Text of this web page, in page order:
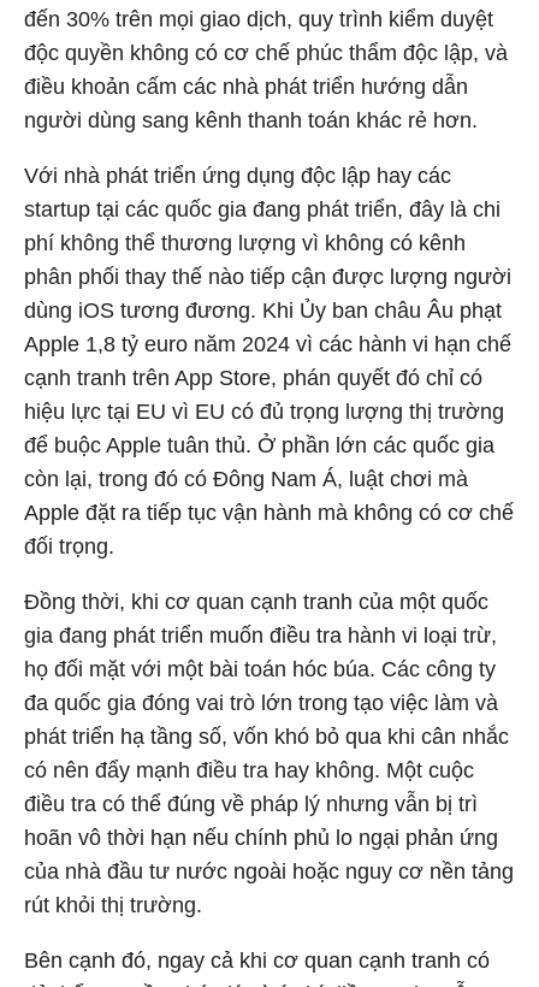
đến 30% trên mọi giao dịch, quy trình kiểm duyệt
độc quyền không có cơ chế phúc thẩm độc lập, và
điều khoản cấm các nhà phát triển hướng dẫn
người dùng sang kênh thanh toán khác rẻ hơn.
Với nhà phát triển ứng dụng độc lập hay các
startup tại các quốc gia đang phát triển, đây là chi
phí không thể thương lượng vì không có kênh
phân phối thay thế nào tiếp cận được lượng người
dùng iOS tương đương. Khi Ủy ban châu Âu phạt
Apple 1,8 tỷ euro năm 2024 vì các hành vi hạn chế
cạnh tranh trên App Store, phán quyết đó chỉ có
hiệu lực tại EU vì EU có đủ trọng lượng thị trường
để buộc Apple tuân thủ. Ở phần lớn các quốc gia
còn lại, trong đó có Đông Nam Á, luật chơi mà
Apple đặt ra tiếp tục vận hành mà không có cơ chế
đối trọng.
Đồng thời, khi cơ quan cạnh tranh của một quốc
gia đang phát triển muốn điều tra hành vi loại trừ,
họ đối mặt với một bài toán hóc búa. Các công ty
đa quốc gia đóng vai trò lớn trong tạo việc làm và
phát triển hạ tầng số, vốn khó bỏ qua khi cân nhắc
có nên đẩy mạnh điều tra hay không. Một cuộc
điều tra có thể đúng về pháp lý nhưng vẫn bị trì
hoãn vô thời hạn nếu chính phủ lo ngại phản ứng
của nhà đầu tư nước ngoài hoặc nguy cơ nền tảng
rút khỏi thị trường.
Bên cạnh đó, ngay cả khi cơ quan cạnh tranh có